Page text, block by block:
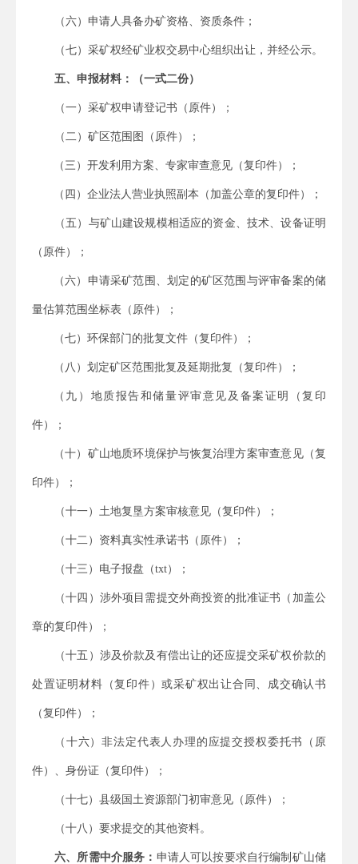
（六）申请人具备办矿资格、资质条件；
（七）采矿权经矿业权交易中心组织出让，并经公示。
五、申报材料：（一式二份）
（一）采矿权申请登记书（原件）；
（二）矿区范围图（原件）；
（三）开发利用方案、专家审查意见（复印件）；
（四）企业法人营业执照副本（加盖公章的复印件）；
（五）与矿山建设规模相适应的资金、技术、设备证明
（原件）；
（六）申请采矿范围、划定的矿区范围与评审备案的储
量估算范围坐标表（原件）；
（七）环保部门的批复文件（复印件）；
（八）划定矿区范围批复及延期批复（复印件）；
（九）地质报告和储量评审意见及备案证明（复印
件）；
（十）矿山地质环境保护与恢复治理方案审查意见（复
印件）；
（十一）土地复垦方案审核意见（复印件）；
（十二）资料真实性承诺书（原件）；
（十三）电子报盘（txt）；
（十四）涉外项目需提交外商投资的批准证书（加盖公
章的复印件）；
（十五）涉及价款及有偿出让的还应提交采矿权价款的
处置证明材料（复印件）或采矿权出让合同、成交确认书
（复印件）；
（十六）非法定代表人办理的应提交授权委托书（原
件）、身份证（复印件）；
（十七）县级国土资源部门初审意见（原件）；
（十八）要求提交的其他资料。
六、所需中介服务： 申请人可以按要求自行编制 矿山储